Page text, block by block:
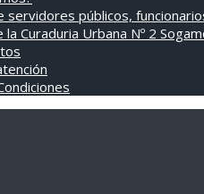
servidores públicos,
la Curaduria Urbana Nº 2